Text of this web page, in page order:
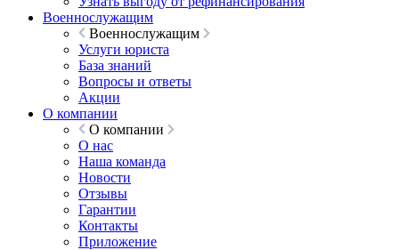
Военнослужащим
Военнослужащим
Услуги юриста
База знаний
Вопросы и ответы
Акции
О компании
О компании
О нас
Наша команда
Новости
Отзывы
Гарантии
Контакты
Приложение